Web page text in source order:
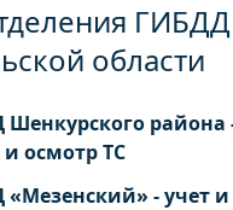
области
района
и осмотр ТС
- учет и